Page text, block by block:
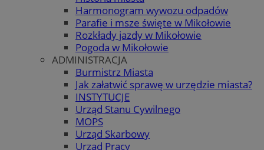
Harmonogram wywozu odpadów
Parafie i msze święte w Mikołowie
Rozkłady jazdy w Mikołowie
Pogoda w Mikołowie
ADMINISTRACJA
Burmistrz Miasta
Jak załatwić sprawę w urzędzie miasta?
INSTYTUCJE
Urząd Stanu Cywilnego
MOPS
Urząd Skarbowy
Urząd Pracy